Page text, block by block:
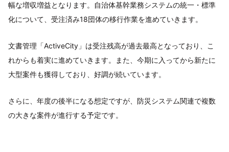
幅な増収増益となります。自治体基幹業務システムの統一・標準
化について、受注済み18団体の移行作業を進めていきます。
文書管理「ActiveCity」は受注残高が過去最高となっており、こ
れからも着実に進めていきます。また、今期に入ってから新たに
大型案件も獲得しており、好調が続いています。
さらに、年度の後半になる想定ですが、防災システム関連で複数
の大きな案件が進行する予定です。